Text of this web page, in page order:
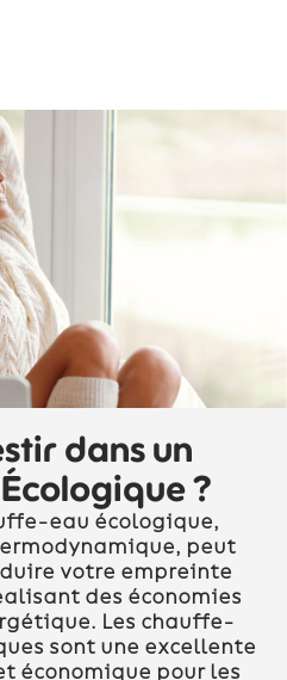
dans un
?
eau écologique,
peut
votre empreinte
des économies
Les chauffe-
sont une excellente
économique pour les